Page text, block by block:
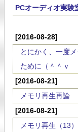
PCオーディオ実験
[2016-08-28]
とにかく、一度
ために（＾＾ｖ
[2016-08-21]
メモリ再生再論
[2016-08-21]
メモリ再生（13